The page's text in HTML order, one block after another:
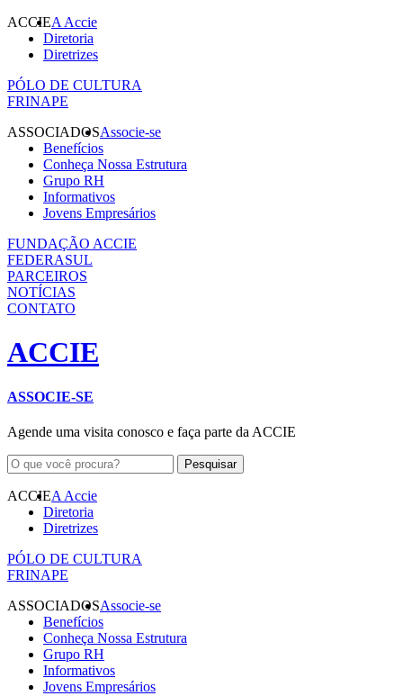
ACCIEA Accie
Diretoria
Diretrizes
PÓLO DE CULTURA
FRINAPE
ASSOCIADOSAssocie-se
Benefícios
Conheça Nossa Estrutura
Grupo RH
Informativos
Jovens Empresários
FUNDAÇÃO ACCIE
FEDERASUL
PARCEIROS
NOTÍCIAS
CONTATO
ACCIE
ASSOCIE-SE
Agende uma visita conosco e faça parte da ACCIE
ACCIEA Accie
Diretoria
Diretrizes
PÓLO DE CULTURA
FRINAPE
ASSOCIADOSAssocie-se
Benefícios
Conheça Nossa Estrutura
Grupo RH
Informativos
Jovens Empresários